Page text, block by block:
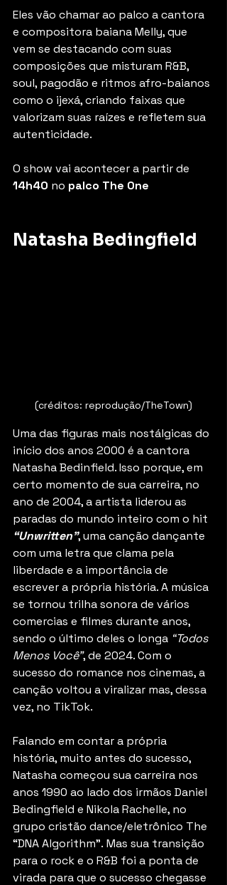
Eles vão chamar ao palco a cantora
e compositora baiana Melly, que
vem se destacando com suas
composições que misturam R&B,
soul, pagodão e ritmos afro-baianos
como o ijexá, criando faixas que
valorizam suas raízes e refletem sua
autenticidade.
O show vai acontecer a partir de
14h40 no palco The One
Natasha Bedingfield
(créditos: reprodução/TheTown)
Uma das figuras mais nostálgicas do
início dos anos 2000 é a cantora
Natasha Bedinfield. Isso porque, em
certo momento de sua carreira, no
ano de 2004, a artista liderou as
paradas do mundo inteiro com o hit
“Unwritten”, uma canção dançante
com uma letra que clama pela
liberdade e a importância de
escrever a própria história. A música
se tornou trilha sonora de vários
comercias e filmes durante anos,
sendo o último deles o longa “Todos
Menos Você”, de 2024. Com o
sucesso do romance nos cinemas, a
canção voltou a viralizar mas, dessa
vez, no TikTok.
Falando em contar a própria
história, muito antes do sucesso,
Natasha começou sua carreira nos
anos 1990 ao lado dos irmãos Daniel
Bedingfield e Nikola Rachelle, no
grupo cristão dance/eletrônico The
“DNA Algorithm”. Mas sua transição
para o rock e o R&B foi a ponta de
virada para que o sucesso chegasse